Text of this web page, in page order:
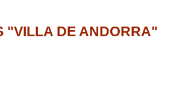
"VILLA DE ANDORRA"